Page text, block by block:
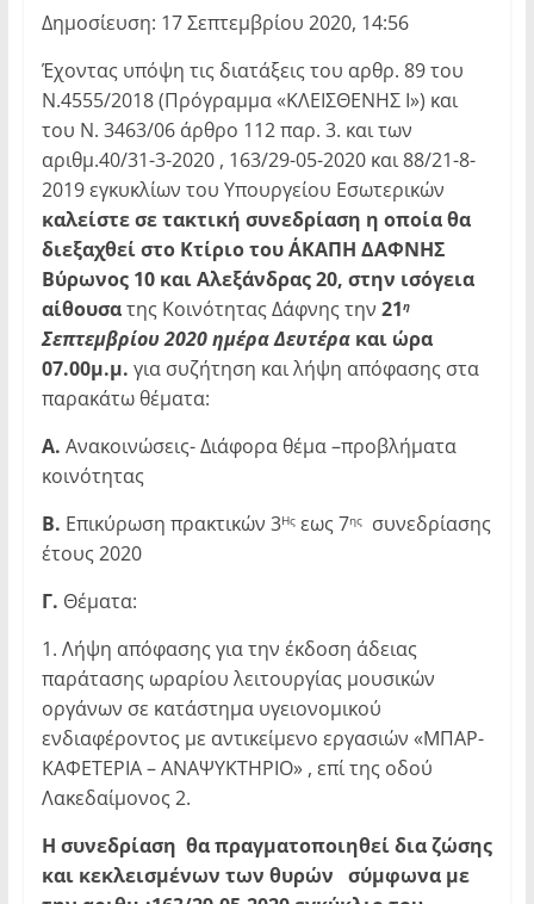
Δημοσίευση: 17 Σεπτεμβρίου 2020, 14:56
Έχοντας υπόψη τις διατάξεις του αρθρ. 89 του
Ν.4555/2018 (Πρόγραμμα «ΚΛΕΙΣΘΕΝΗΣ Ι») και
του Ν. 3463/06 άρθρο 112 παρ. 3. και των
αριθμ.40/31-3-2020 , 163/29-05-2020 και 88/21-8-
2019 εγκυκλίων του Υπουργείου Εσωτερικών
καλείστε σε τακτική συνεδρίαση η οποία θα
διεξαχθεί στο Κτίριο του Α΄ΚΑΠΗ ΔΑΦΝΗΣ
Βύρωνος 10 και Αλεξάνδρας 20, στην ισόγεια
αίθουσατης Κοινότητας Δάφνης την 21η
Σεπτεμβρίου 2020 ημέρα Δευτέρα και ώρα
07.00μ.μ. για συζήτηση και λήψη απόφασης στα
παρακάτω θέματα:
Α. Ανακοινώσεις- Διάφορα θέμα –προβλήματα
κοινότητας
Β. Επικύρωση πρακτικών 3Ηςεως 7ηςσυνεδρίασης
έτους 2020
Γ. Θέματα:
1. Λήψη απόφασης για την έκδοση άδειας
παράτασης ωραρίου λειτουργίας μουσικών
οργάνων σε κατάστημα υγειονομικού
ενδιαφέροντος με αντικείμενο εργασιών «ΜΠΑΡ-
ΚΑΦΕΤΕΡΙΑ – ΑΝΑΨΥΚΤΗΡΙΟ» , επί της οδού
Λακεδαίμονος 2.
Η συνεδρίαση θα πραγματοποιηθεί δια ζώσης
και κεκλεισμένων των θυρών σύμφωνα με